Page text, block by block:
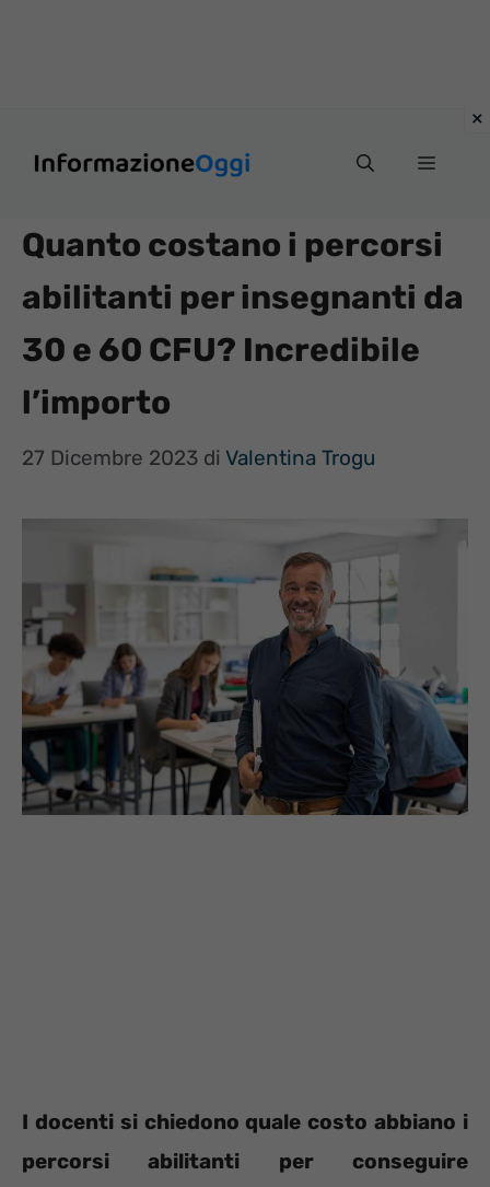
Menu
Quanto costano i percorsi
abilitanti per insegnanti da
30 e 60 CFU? Incredibile
l’importo
27 Dicembre 2023 di Valentina Trogu
I docenti si chiedono quale costo abbiano i
percorsi abilitanti per conseguire